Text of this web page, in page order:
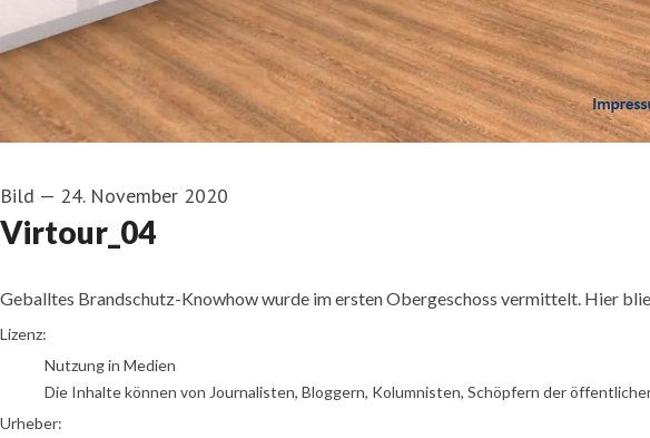
Bild — 24. November 2020
Virtour_04
Geballtes Brandschutz-Knowhow wurde im ersten Obergeschoss vermittelt. Hier
DOYMA GmbH & Co
Lizenz:
Nutzung in Medien
Die Inhalte können von Journalisten, Bloggern, Kolumnisten, Schöpfern der
Urheber: